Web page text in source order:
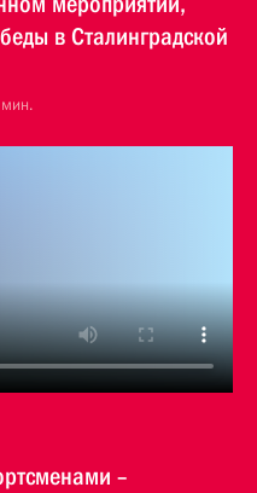
в Сталинградской
–